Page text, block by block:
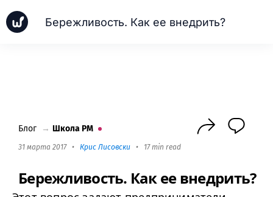
Бережливость. Как ее внедрить?
Блог → Школа PM
31 марта 2017 • Крис Лисовски • 17 min read
Бережливость. Как ее внедрить?